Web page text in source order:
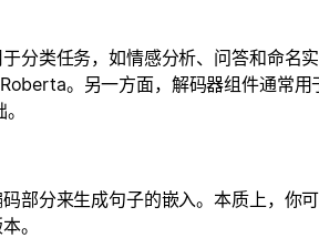
分类任务，如情感分析、问答和命名
。另一方面，解码器组件通常
部分来生成句子的嵌入。本质上，你
。